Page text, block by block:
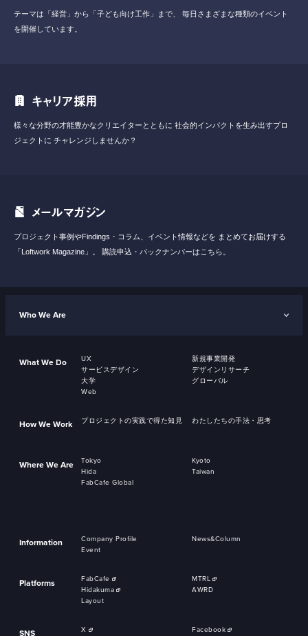
テーマは「経営」から「子ども向け工作」まで、
毎日さまざまな種類のイベント
を開催しています。
キャリア採用
様々な分野の才能豊かなクリエイターとともに 社会的インパクトを生み出すプロ
ジェクトに チャレンジしませんか？
メールマガジン
プロジェクト事例やFindings・コラム、イベント情報などを まとめてお届けする
「Loftwork Magazine」。
購読申込・バックナンバーはこちら。
Who We Are
What We Do UX
新規事業開発
サービスデザイン
デザインリサーチ
大学
グローバル
Web
How We Work プロジェクトの実践で得た知見 わたしたちの手法・思考
Where We Are Tokyo
Kyoto
Hida
Taiwan
FabCafe Global
Information Company Profile
News&Column
Event
Platforms FabCafe
MTRL
Hidakuma
AWRD
Layout
SNS X Facebook